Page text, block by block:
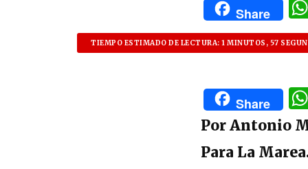
Share
TIEMPO ESTIMADO DE LECTURA: 1 MINUTOS, 57
Share
Por Antonio
Para La